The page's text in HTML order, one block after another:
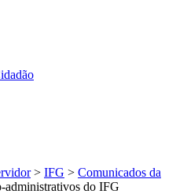
> IFG > Comunicados da
administrativos do IFG